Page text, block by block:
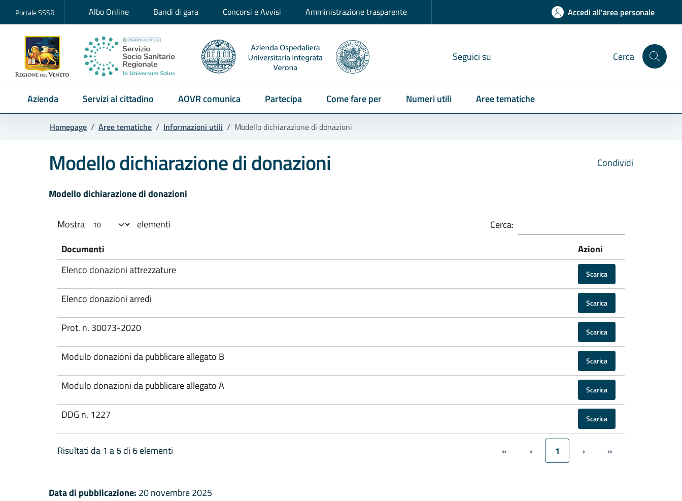
Portale SSSR Albo Online Bandi di gara Concorsi e Avvisi Amministrazione trasparente Accedi all'area personale
Seguici su Cerca
Azienda Servizi al cittadino AOVR comunica Partecipa Come fare per Numeri utili Aree tematiche
Homepage / Aree tematiche / Informazioni utili / Modello dichiarazione di donazioni
Condividi
Modello dichiarazione di donazioni
Modello dichiarazione di donazioni
Mostra elementi
Cerca:
Documenti
Azioni
Elenco donazioni attrezzature
Scarica
Elenco donazioni arredi Scarica
Prot. n. 30073-2020 Scarica
Modulo donazioni da pubblicare allegato B Scarica
Modulo donazioni da pubblicare allegato A Scarica
DDG n. 1227 Scarica
Risultati da 1 a 6 di 6 elementi « ‹ 1 › »
Data di pubblicazione: 20 novembre 2025